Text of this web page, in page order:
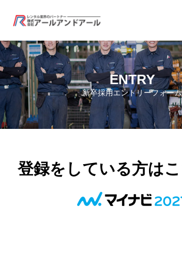
ホーム
アールアンドアールとは
ENTRY
新卒採用エントリーフォーム
登録をしている方は